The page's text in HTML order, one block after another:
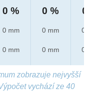
0 %
0 mm
0 mm
0 %
0 mm
0 mm
0 %
0 mm
0 mm
zobrazuje nejvyšší
vychází ze 40